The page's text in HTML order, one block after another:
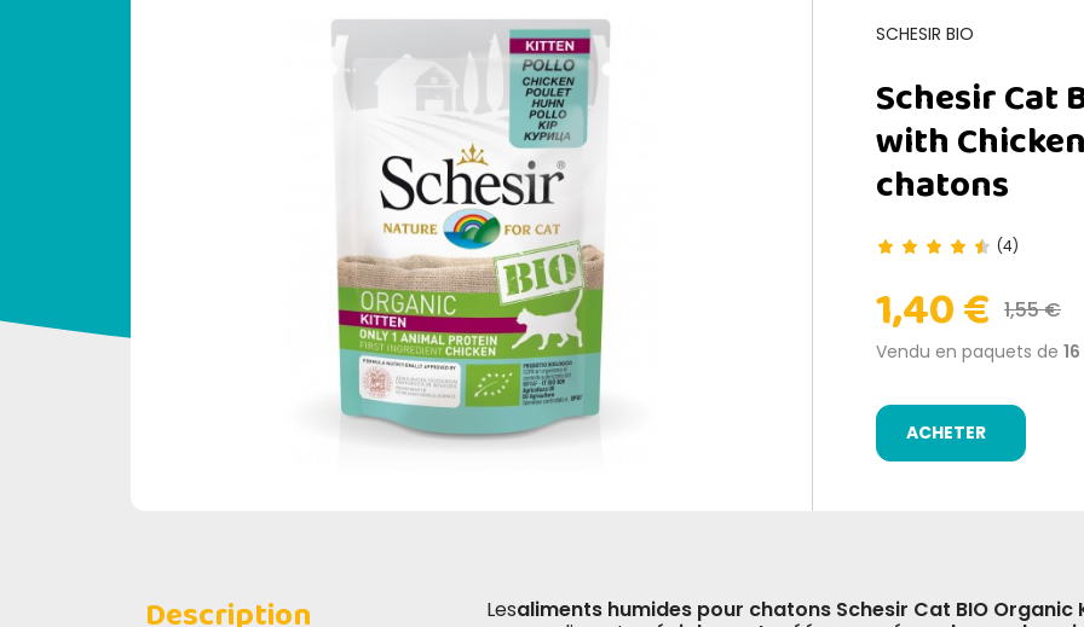
SCHESIR BIO
Schesir Cat
with
chatons
(4)
1,40 € 1,55 €
Vendu en paquets de
ACHETER
Description Lesaliments humides pour chatons Schesir Cat BIO Organic